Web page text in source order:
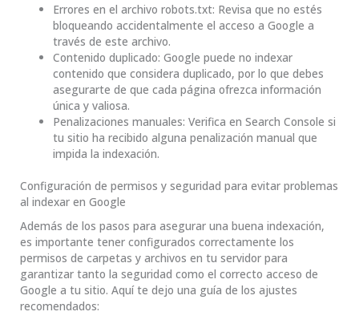
Errores en el archivo robots.txt: Revisa que no estés
bloqueando accidentalmente el acceso a Google a
través de este archivo.
Contenido duplicado: Google puede no indexar
contenido que considera duplicado, por lo que debes
asegurarte de que cada página ofrezca información
única y valiosa.
Penalizaciones manuales: Verifica en Search Console si
tu sitio ha recibido alguna penalización manual que
impida la indexación.
Configuración de permisos y seguridad para evitar problemas
al indexar en Google
Además de los pasos para asegurar una buena indexación,
es importante tener configurados correctamente los
permisos de carpetas y archivos en tu servidor para
garantizar tanto la seguridad como el correcto acceso de
Google a tu sitio. Aquí te dejo una guía de los ajustes
recomendados: